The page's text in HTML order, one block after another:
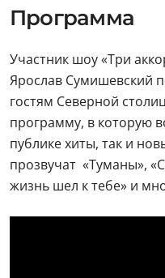
Программа
Участник шоу «Три
Ярослав Сумишевский
гостям Северной
программу, в которую
публике хиты, так и
прозвучат «Туманы»,
жизнь шел к тебе» и